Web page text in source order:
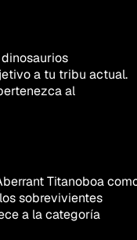
a tu tribu actual.
al
Titanoboa
sobrevivientes
a la categoría